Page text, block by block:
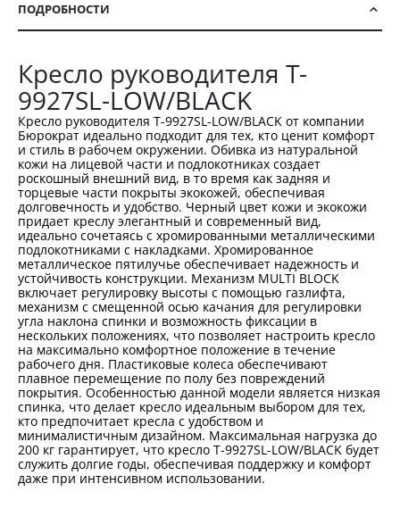
ПОДРОБНОСТИ
Кресло руководителя T-
9927SL-LOW/BLACK
Кресло руководителя T-9927SL-LOW/BLACK от компании
Бюрократ идеально подходит для тех, кто ценит комфорт
и стиль в рабочем окружении. Обивка из натуральной
кожи на лицевой части и подлокотниках создает
роскошный внешний вид, в то время как задняя и
торцевые части покрыты экокожей, обеспечивая
долговечность и удобство. Черный цвет кожи и экокожи
придает креслу элегантный и современный вид,
идеально сочетаясь с хромированными металлическими
подлокотниками с накладками. Хромированное
металлическое пятилучье обеспечивает надежность и
устойчивость конструкции. Механизм MULTI BLOCK
включает регулировку высоты с помощью газлифта,
механизм с смещенной осью качания для регулировки
угла наклона спинки и возможность фиксации в
нескольких положениях, что позволяет настроить кресло
на максимально комфортное положение в течение
рабочего дня. Пластиковые колеса обеспечивают
плавное перемещение по полу без повреждений
покрытия. Особенностью данной модели является низкая
спинка, что делает кресло идеальным выбором для тех,
кто предпочитает кресла с удобством и
минималистичным дизайном. Максимальная нагрузка до
200 кг гарантирует, что кресло T-9927SL-LOW/BLACK будет
служить долгие годы, обеспечивая поддержку и комфорт
даже при интенсивном использовании.